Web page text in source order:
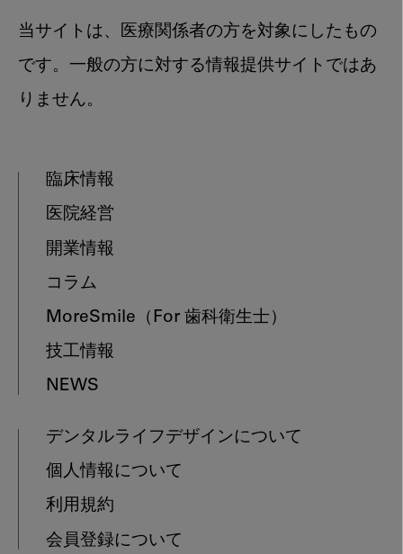
当サイトは、医療関係者の方を対象にしたもの
です。一般の方に対する情報提供サイトではあ
りません。
臨床情報
医院経営
開業情報
コラム
MoreSmile （For 歯科衛生士）
技工情報
NEWS
デンタルライフデザインについて
個人情報について
利用規約
会員登録について